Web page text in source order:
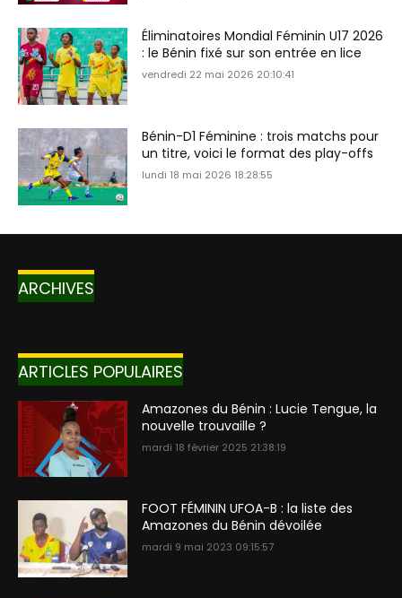
Éliminatoires Mondial Féminin U17 2026
: le Bénin fixé sur son entrée en lice
vendredi 22 mai 2026 20:10:41
Bénin-D1 Féminine : trois matchs pour
un titre, voici le format des play-offs
lundi 18 mai 2026 18:28:55
ARCHIVES
ARTICLES POPULAIRES
Amazones du Bénin : Lucie Tengue, la
nouvelle trouvaille ?
mardi 18 février 2025 21:38:19
FOOT FÉMININ UFOA-B : la liste des
Amazones du Bénin dévoilée
mardi 9 mai 2023 09:15:57